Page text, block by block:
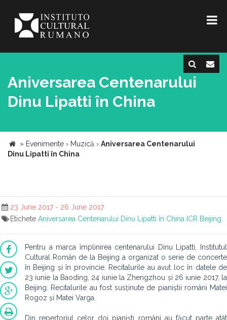
Aniversarea Centenarului
Dinu Lipatti în China
» Evenimente › Muzică › Aniversarea Centenarului
Dinu Lipatti în China
23 June 2017 - 26 June 2017
Etichete Aniversarea Centenarului Dinu Lipatti în China ICR Beijing
Pentru a marca împlinirea centenarului Dinu Lipatti, Institutul
Cultural Român de la Beijing a organizat o serie de concerte
în Beijing și în provincie. Recitalurile au avut loc în datele de
23 iunie la Baoding, 24 iunie la Zhengzhou și 26 iunie 2017, la
Beijing. Recitalurile au fost susținute de pianiștii români Matei
Rogoz și Matei Varga.
Din repertoriul celor doi pianiști români au făcut parte atât